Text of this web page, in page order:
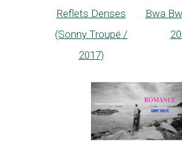
Reflets Denses
(Sonny Troupé /
2017)
Bwa